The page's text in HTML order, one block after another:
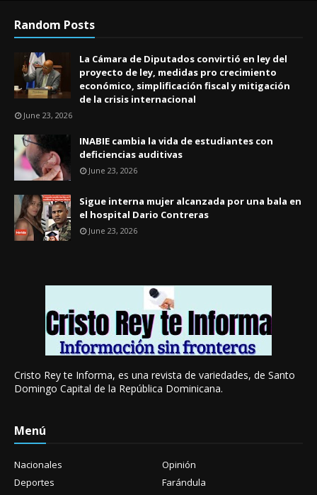
Random Posts
La Cámara de Diputados convirtió en ley del
proyecto de ley, medidas pro crecimiento
económico, simplificación fiscal y mitigación
de la crisis internacional
June 23, 2026
INABIE cambia la vida de estudiantes con
deficiencias auditivas
June 23, 2026
Sigue interna mujer alcanzada por una bala en
el hospital Dario Contreras
June 23, 2026
Cristo Rey te Informa, es una revista de variedades, de Santo
Domingo Capital de la República Dominicana.
Menú
Nacionales
Opinión
Deportes
Farándula